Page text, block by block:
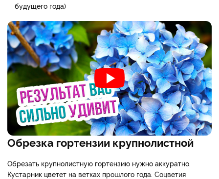
будущего года)
Обрезка гортензии крупнолистной
Обрезать крупнолистную гортензию нужно аккуратно.
Кустарник цветет на ветках прошлого года. Соцветия